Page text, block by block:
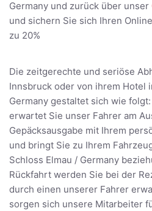
Germany und zurück über unser
und sichern Sie sich Ihren
zu 20%
Die zeitgerechte und seriöse
Innsbruck oder von ihrem Hotel
Germany gestaltet sich wie
erwartet Sie unser Fahrer am
Gepäcksausgabe mit Ihrem
und bringt Sie zu Ihrem
Schloss Elmau / Germany
Rückfahrt werden Sie bei der
durch einen unserer Fahrer
sorgen sich unsere Mitarbeiter